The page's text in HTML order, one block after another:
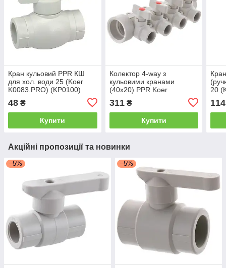
Кран кульовий PPR КШ
для хол. води 25 (Koer
K0083.PRO) (KP0100)
48 ₴
Купити
Колектор 4-way з
кульовими кранами
(40x20) PPR Koer
311₴
Купити
20
114
Акційні пропозиції та новинки
–5% –5%